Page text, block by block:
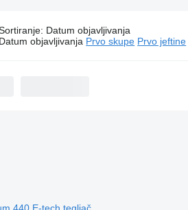
Magnum 440 tegljači
: Datum objavljivanja
Datum objavljivanja Prvo skupe Prvo jeftine